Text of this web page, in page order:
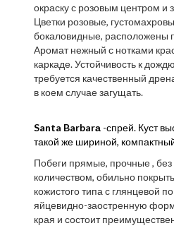
окраску с розовым центром и
Цветки розовые,
бокаловидные, расположены
Аромат нежный с нотками
каркаде. Устойчивость к
требуется качественный
в коем случае загущать.
Santa Barbarа -спрей. Куст
такой же шириной,
Побеги прямые, прочные ,
количеством, обильно
кожистого типа с глянцевой
яйцевидно-заостренную
края и состоит